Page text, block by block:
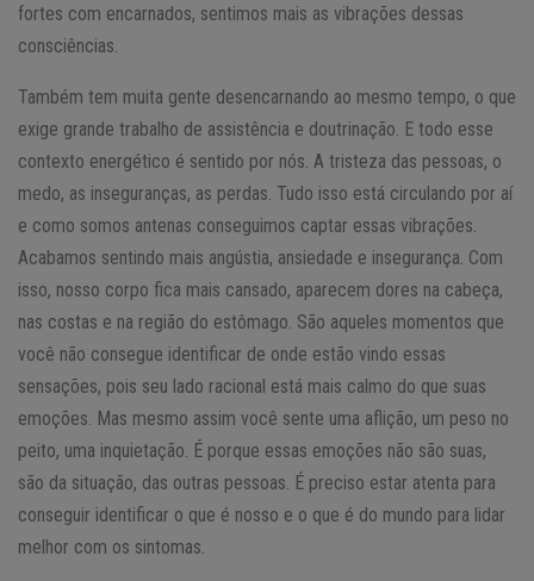
fortes com encarnados, sentimos mais as vibrações dessas
consciências.
Também tem muita gente desencarnando ao mesmo tempo, o que
exige grande trabalho de assistência e doutrinação. E todo esse
contexto energético é sentido por nós. A tristeza das pessoas, o
medo, as inseguranças, as perdas. Tudo isso está circulando por aí
e como somos antenas conseguimos captar essas vibrações.
Acabamos sentindo mais angústia, ansiedade e insegurança. Com
isso, nosso corpo fica mais cansado, aparecem dores na cabeça,
nas costas e na região do estômago. São aqueles momentos que
você não consegue identificar de onde estão vindo essas
sensações, pois seu lado racional está mais calmo do que suas
emoções. Mas mesmo assim você sente uma aflição, um peso no
peito, uma inquietação. É porque essas emoções não são suas,
são da situação, das outras pessoas. É preciso estar atenta para
conseguir identificar o que é nosso e o que é do mundo para lidar
melhor com os sintomas.